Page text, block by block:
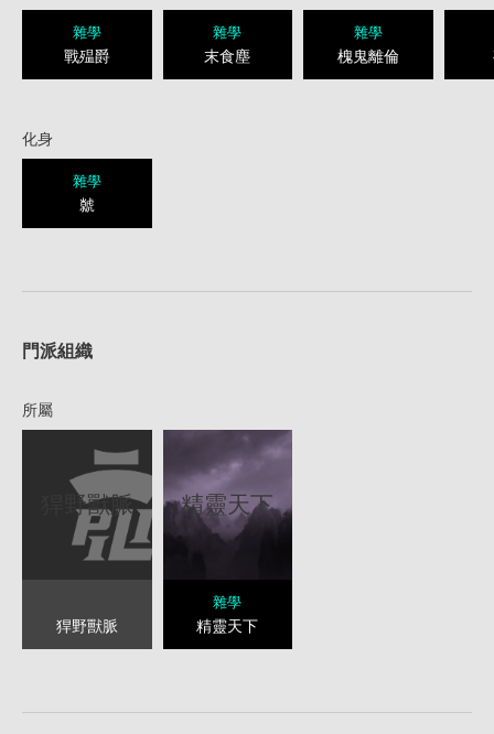
雜學
戰殟爵
雜學
末食塵
雜學
槐鬼離倫
化身
雜學
虩
門派組織
所屬
猂野獸脈
猂野獸脈
精靈天下
雜學
精靈天下